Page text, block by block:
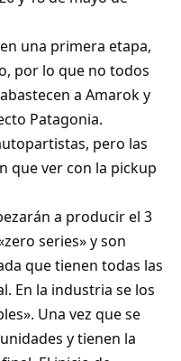
una primera etapa,
por lo que no todos
a Amarok y
Patagonia.
pero las
que ver con la pickup
a producir el 3
series» y son
que tienen todas las
En la industria se los
Una vez que se
y tienen la